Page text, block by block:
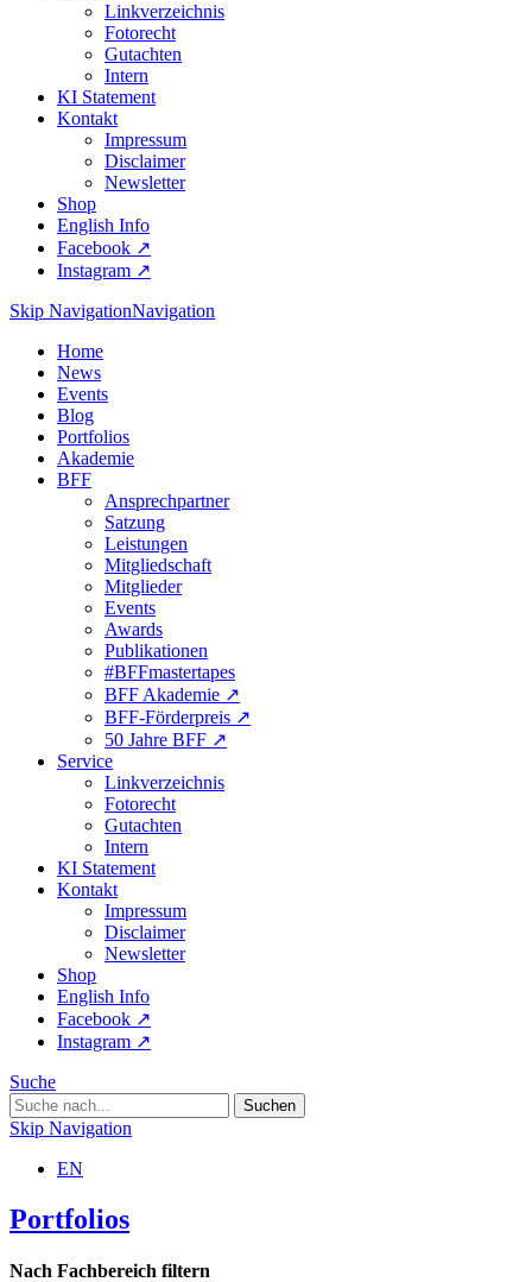
Linkverzeichnis
Fotorecht
Gutachten
Intern
KI Statement
Kontakt
Impressum
Disclaimer
Newsletter
Shop
English Info
Facebook ↗︎
Instagram ↗︎
Skip NavigationNavigation
Home
News
Events
Blog
Portfolios
Akademie
BFF
Ansprechpartner
Satzung
Leistungen
Mitgliedschaft
Mitglieder
Events
Awards
Publikationen
#BFFmastertapes
BFF Akademie ↗︎
BFF-Förderpreis ↗︎
50 Jahre BFF ↗︎
Service
Linkverzeichnis
Fotorecht
Gutachten
Intern
KI Statement
Kontakt
Impressum
Disclaimer
Newsletter
Shop
English Info
Facebook ↗︎
Instagram ↗︎
Suche
Skip Navigation
EN
Portfolios
Nach Fachbereich filtern